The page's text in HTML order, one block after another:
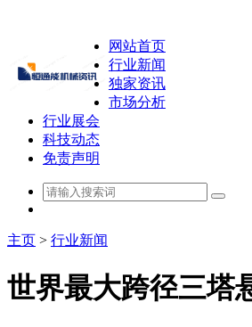
网站首页
行业新闻
独家资讯
市场分析
行业展会
科技动态
免责声明
主页 > 行业新闻
世界最大跨径三塔